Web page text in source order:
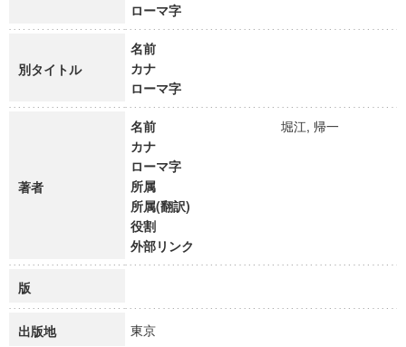
ローマ字
別タイトル
名前
カナ
ローマ字
著者
名前
堀江, 帰一
カナ
ローマ字
所属
所属(翻訳)
役割
外部リンク
版
出版地 東京